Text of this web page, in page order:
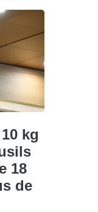
kg
18
de